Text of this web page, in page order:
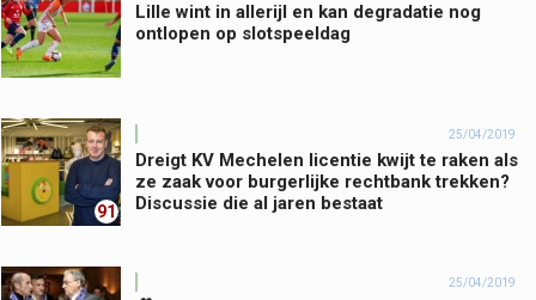
Lille wint in allerijl en kan degradatie nog
ontlopen op slotspeeldag
91
25/04/2019
Dreigt KV Mechelen licentie kwijt te raken als
ze zaak voor burgerlijke rechtbank trekken?
Discussie die al jaren bestaat
25/04/2019